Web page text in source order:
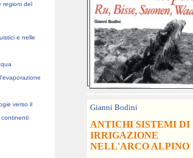
regioni del
e nelle
verso il
continenti
Gianni Bodini
ANTICHI SISTEMI DI
IRRIGAZIONE
NELL'ARCO ALPINO